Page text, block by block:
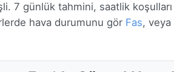
7 günlük tahmini, saatlik
hava durumunu gör Fas,